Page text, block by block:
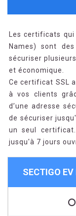
Les certificats
Names) sont
sécuriser
et économique.
Ce certificat SSL
à vos clients
d’une adresse
de sécuriser
un seul
jusqu'à 7 jours
SECTIGO